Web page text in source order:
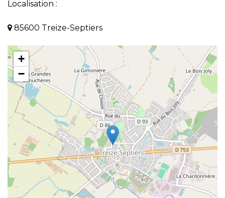
Localisation :
85600 Treize-Septiers
+
−